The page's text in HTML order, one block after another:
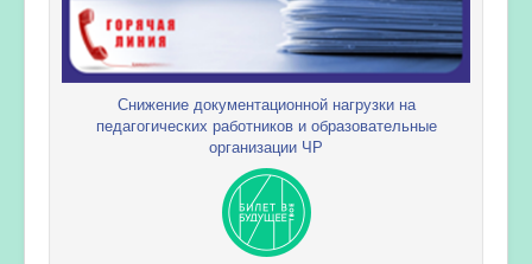
Снижение документационной нагрузки на
педагогических работников и образовательные
организации ЧР